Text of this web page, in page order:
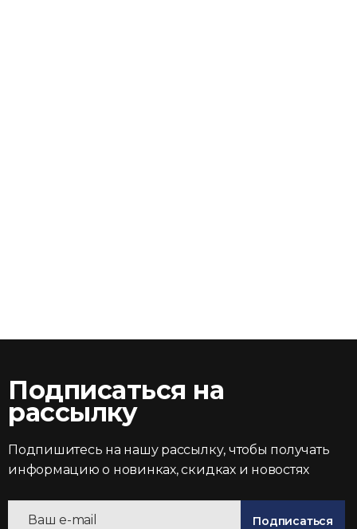
Подписаться на
рассылку
Подпишитесь на нашу рассылку, чтобы получать
информацию о новинках, скидках и новостях
Подписаться